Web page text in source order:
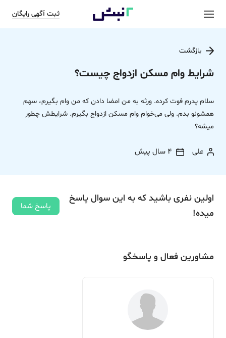
ثبت آگهی رایگان
بازگشت
شرایط وام مسکن ازدواج چیست؟
سلام پدرم فوت کرده. ورثه به من امضا دادن که من وام بگیرم، سهم
همشونو بدم. ولی می‌خوام وام مسکن ازدواج بگیرم. شرایطش چطور
میشه؟
علی 4 سال پیش
اولین نفری باشید که به این سوال پاسخ
میده!
پاسخ شما
مشاورین فعال و پاسخگو